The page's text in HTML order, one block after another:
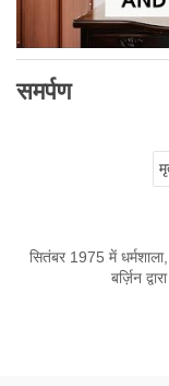
समर्पण
सितंबर 1975 में
बर्ज़िन